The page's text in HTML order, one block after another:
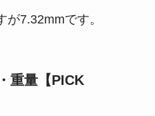
7.32mmです。
重量【PICK